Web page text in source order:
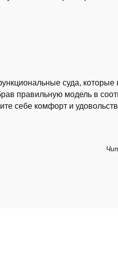
суда, которые
правильную модель в
себе комфорт и